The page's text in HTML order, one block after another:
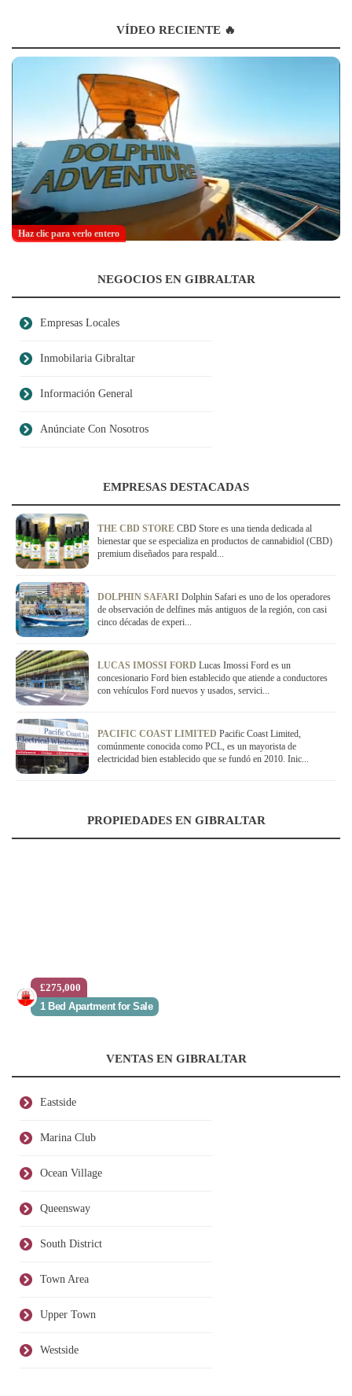
VÍDEO RECIENTE 🔥
Haz clic para verlo entero
NEGOCIOS EN GIBRALTAR
Empresas Locales
Inmobilaria Gibraltar
Información General
Anúnciate Con Nosotros
EMPRESAS DESTACADAS
THE CBD STORE CBD Store es una tienda dedicada al
bienestar que se especializa en productos de cannabidiol (CBD)
premium diseñados para respald...
DOLPHIN SAFARI Dolphin Safari es uno de los operadores
de observación de delfines más antiguos de la región, con casi
cinco décadas de experi...
LUCAS IMOSSI FORD Lucas Imossi Ford es un
concesionario Ford bien establecido que atiende a conductores
con vehículos Ford nuevos y usados, servici...
PACIFIC COAST LIMITED Pacific Coast Limited,
comúnmente conocida como PCL, es un mayorista de
electricidad bien establecido que se fundó en 2010. Inic...
PROPIEDADES EN GIBRALTAR
£275,000
1 Bed Apartment for Sale
VENTAS EN GIBRALTAR
Eastside
Marina Club
Ocean Village
Queensway
South District
Town Area
Upper Town
Westside